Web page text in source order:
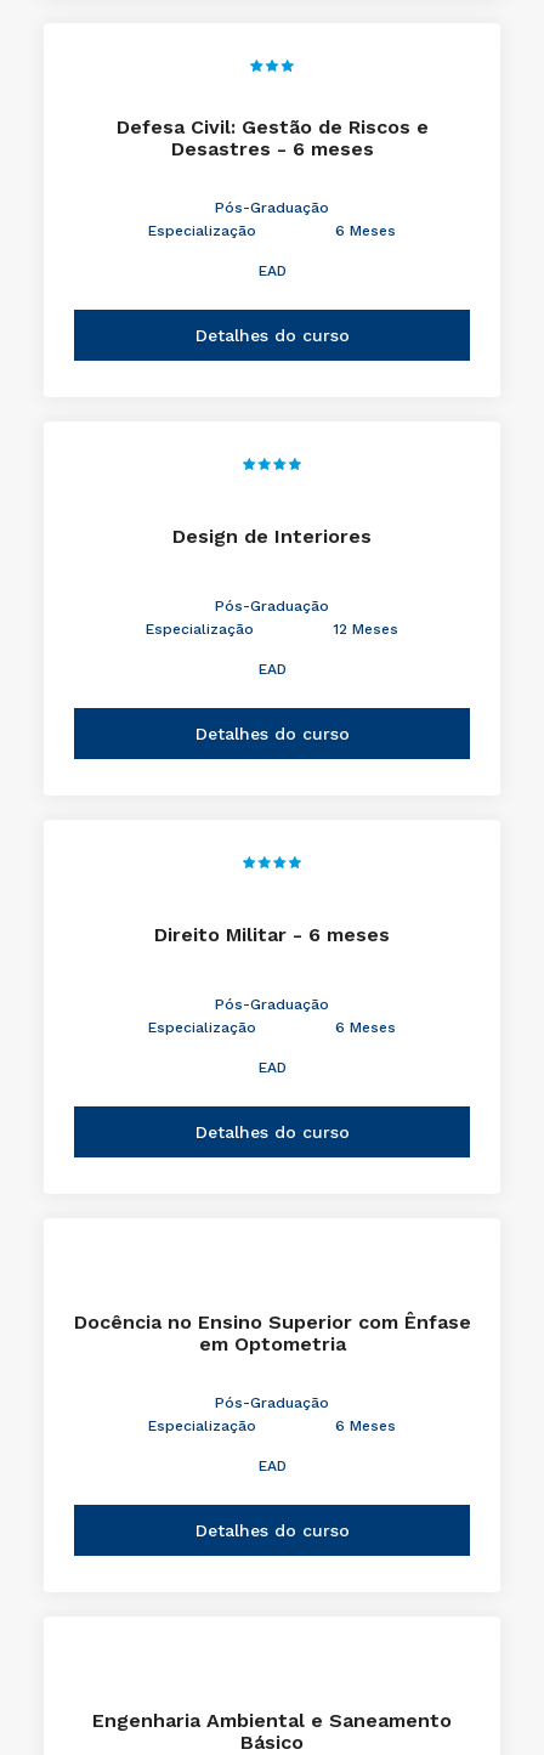
Defesa Civil: Gestão de Riscos e
Desastres - 6 meses
Pós-Graduação
Especialização
6 Meses
EAD
Detalhes do curso
Design de Interiores
Pós-Graduação
Especialização
12 Meses
EAD
Detalhes do curso
Direito Militar - 6 meses
Pós-Graduação
Especialização
6 Meses
EAD
Detalhes do curso
Docência no Ensino Superior com Ênfase
em Optometria
Pós-Graduação
Especialização
6 Meses
EAD
Detalhes do curso
Engenharia Ambiental e Saneamento
Básico